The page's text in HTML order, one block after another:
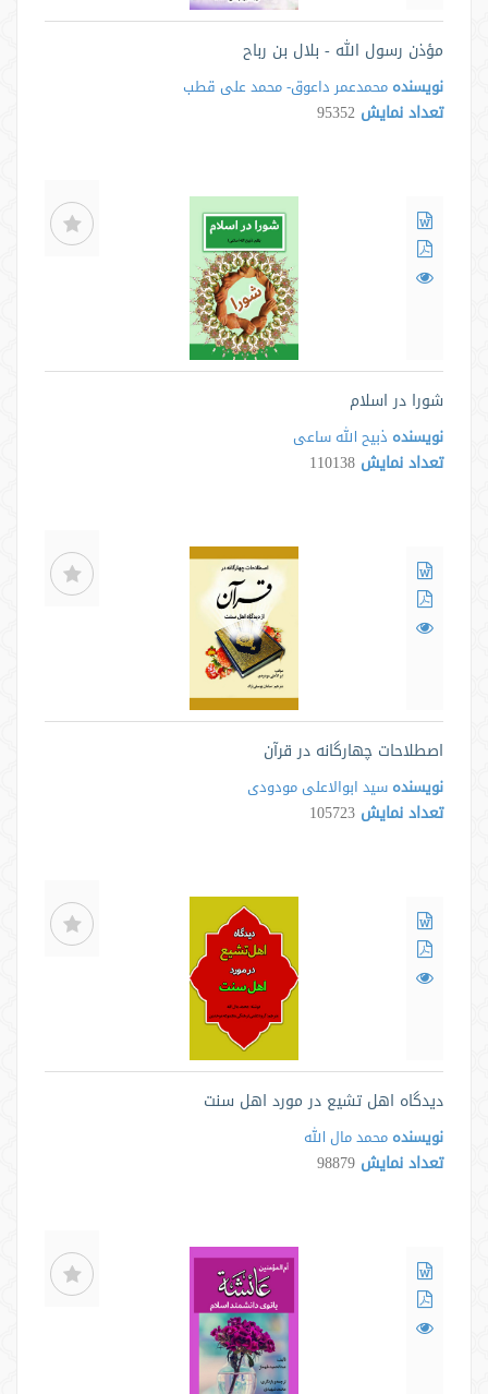
مؤذن رسول الله - بلال بن رباح
نویسنده محمدعمر داعوق- محمد علی قطب
تعداد نمایش 95352
شورا در اسلام
نویسنده ذبیح الله ساعی
تعداد نمایش 110138
اصطلاحات چهارگانه در قرآن
نویسنده سید ابوالاعلی مودودی
تعداد نمایش 105723
دیدگاه اهل تشیع در مورد اهل سنت
نویسنده محمد مال الله
تعداد نمایش 98879